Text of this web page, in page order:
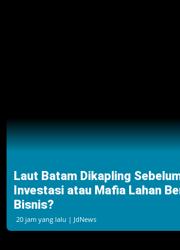
‎Laut Batam Dikapling
Investasi atau Mafia Lahan
Bisnis?
20 jam yang lalu | JdNews